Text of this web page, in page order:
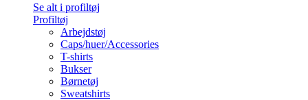
Se alt i profiltøj
Profiltøj
Arbejdstøj
Caps/huer/Accessories
T-shirts
Bukser
Børnetøj
Sweatshirts